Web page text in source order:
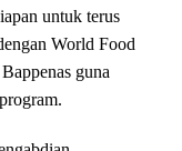
untuk terus
World Food
guna